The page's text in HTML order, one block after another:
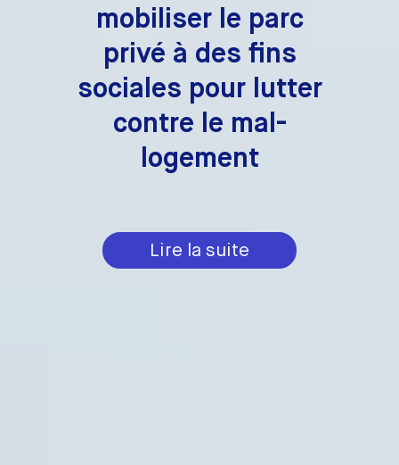
mobiliser le parc
privé à des fins
sociales pour lutter
contre le mal-
logement
Lire la suite